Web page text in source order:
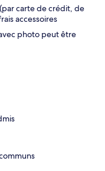
carte de crédit, de
accessoires
photo peut être